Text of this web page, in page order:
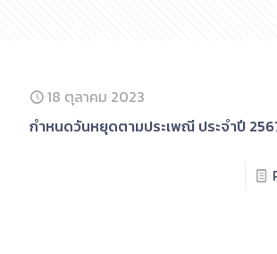
18 ตุลาคม 2023
กําหนดวันหยุดตามประเพณี ประจําปี